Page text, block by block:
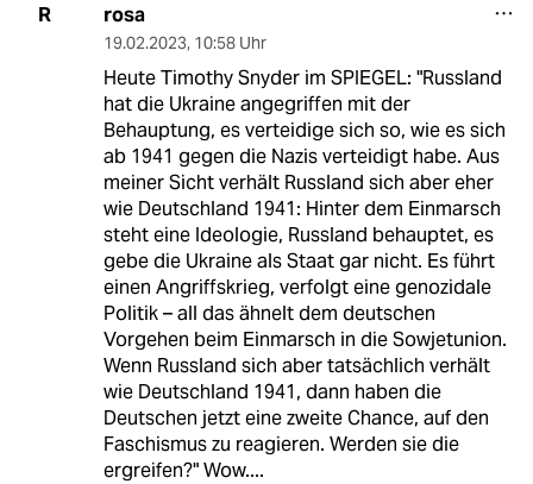
R rosa
19.02.2023, 10:58 Uhr
Heute Timothy Snyder im SPIEGEL: "Russland
hat die Ukraine angegriffen mit der
Behauptung, es verteidige sich so, wie es sich
ab 1941 gegen die Nazis verteidigt habe. Aus
meiner Sicht verhält Russland sich aber eher
wie Deutschland 1941: Hinter dem Einmarsch
steht eine Ideologie, Russland behauptet, es
gebe die Ukraine als Staat gar nicht. Es führt
einen Angriffskrieg, verfolgt eine genozidale
Politik – all das ähnelt dem deutschen
Vorgehen beim Einmarsch in die Sowjetunion.
Wenn Russland sich aber tatsächlich verhält
wie Deutschland 1941, dann haben die
Deutschen jetzt eine zweite Chance, auf den
Faschismus zu reagieren. Werden sie die
ergreifen?" Wow....